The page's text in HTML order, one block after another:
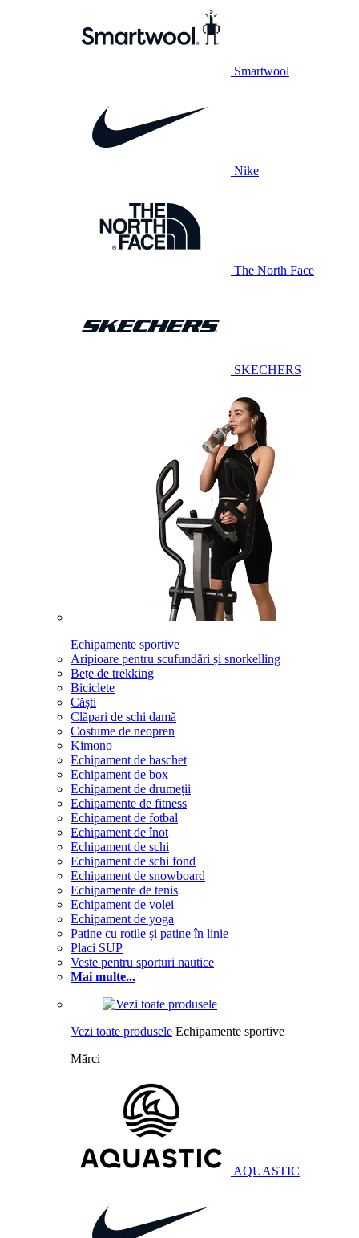
Smartwool
Nike
The North Face
SKECHERS
Echipamente sportive
Aripioare pentru scufundări și snorkelling
Bețe de trekking
Biciclete
Căști
Clăpari de schi damă
Costume de neopren
Kimono
Echipament de baschet
Echipament de box
Echipament de drumeții
Echipamente de fitness
Echipament de fotbal
Echipament de înot
Echipament de schi
Echipament de schi fond
Echipament de snowboard
Echipamente de tenis
Echipament de volei
Echipament de yoga
Patine cu rotile și patine în linie
Placi SUP
Veste pentru sporturi nautice
Mai multe...
Vezi toate produsele Echipamente sportive
Mărci
AQUASTIC